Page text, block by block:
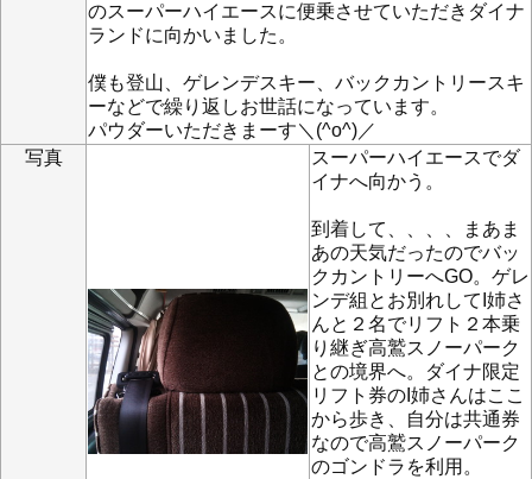
のスーパーハイエースに便乗させていただきダイナ
ランドに向かいました。
僕も登山、ゲレンデスキー、バックカントリースキ
ーなどで繰り返しお世話になっています。
パウダーいただきまーす＼(^o^)／
写真
スーパーハイエースでダ
イナへ向かう。
到着して、、、、まあま
あの天気だったのでバッ
クカントリーへGO。ゲレ
ンデ組とお別れしてI姉さ
んと２名でリフト２本乗
り継ぎ高鷲スノーパーク
との境界へ。ダイナ限定
リフト券のI姉さんはここ
から歩き、自分は共通券
なので高鷲スノーパーク
のゴンドラを利用。